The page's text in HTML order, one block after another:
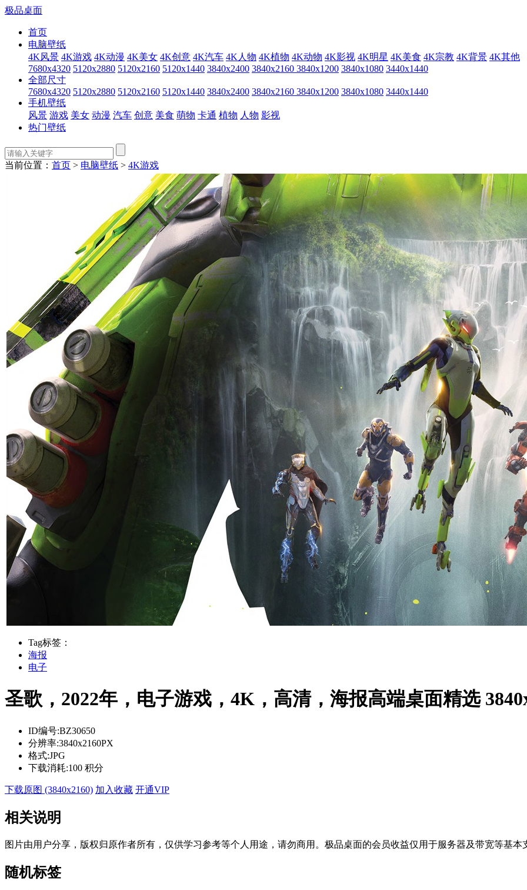
极品桌面
首页
电脑壁纸
4K风景 4K游戏 4K动漫 4K美女 4K创意 4K汽车 4K人物 4K植物 4K动物 4K影视 4K明星 4K美食 4K宗教 4K背景 4K其他
7680x4320 5120x2880 5120x2160 5120x1440 3840x2400 3840x2160 3840x1200 3840x1080 3440x1440
全部尺寸
7680x4320 5120x2880 5120x2160 5120x1440 3840x2400 3840x2160 3840x1200 3840x1080 3440x1440
手机壁纸
风景 游戏 美女 动漫 汽车 创意 美食 萌物 卡通 植物 人物 影视
热门壁纸
当前位置： 首页 > 电脑壁纸 > 4K游戏
Tag标签：
海报
电子
圣歌，2022年，电子游戏，4K，高清，海报高端桌面精选
ID编号:BZ30650
分辨率:3840x2160PX
格式:JPG
下载消耗:100 积分
下载原图 (3840x2160) 加入收藏 开通VIP
相关说明
图片由用户分享，版权归原作者所有，仅供学习参考等个人用途，请勿商用。极品桌面的会员收益仅用于服务器及带宽等基
随机标签